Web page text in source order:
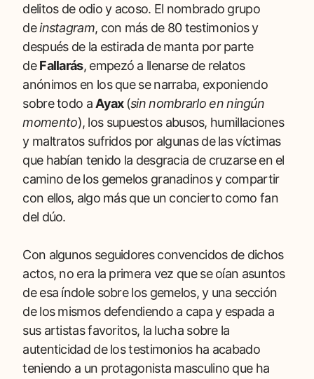
delitos de odio y acoso. El nombrado grupo
deinstagram, con más de 80 testimonios y
después de la estirada de manta por parte
deFallarás, empezó a llenarse de relatos
anónimos en los que se narraba, exponiendo
sobre todo aAyax (sin nombrarlo en ningún
momento), los supuestos abusos, humillaciones
y maltratos sufridos por algunas de las víctimas
que habían tenido la desgracia de cruzarse en el
camino de los gemelos granadinos y compartir
con ellos, algo más que un concierto como fan
del dúo.
Con algunos seguidores convencidos de dichos
actos, no era la primera vez que se oían asuntos
de esa índole sobre los gemelos, y una sección
de los mismos defendiendo a capa y espada a
sus artistas favoritos, la lucha sobre la
autenticidad de los testimonios ha acabado
teniendo a un protagonista masculino que ha